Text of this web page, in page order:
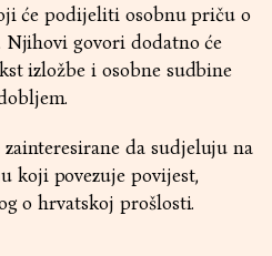
će podijeliti osobnu priču o
govori dodatno će
izložbe i osobne sudbine
da sudjeluju na
koji povezuje povijest,
o hrvatskoj prošlosti.